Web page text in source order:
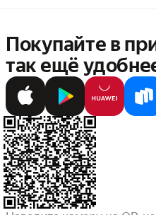
Покупайте в
так ещё